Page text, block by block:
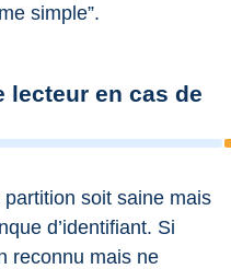
simple”.
lecteur en cas de
partition soit saine mais
d’identifiant. Si
reconnu mais ne